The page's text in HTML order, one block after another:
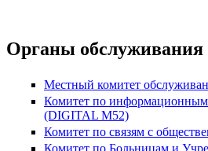
Органы обслуживания
Местный комитет
Комитет по
(DIGITAL M52)
Комитет по связям с